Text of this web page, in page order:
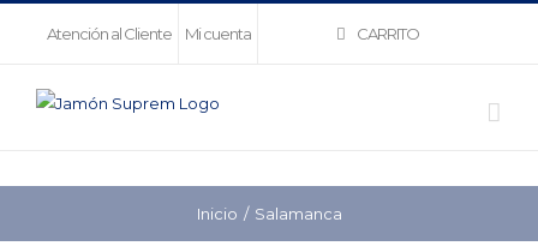
Atención al Cliente Mi cuenta CARRITO
Inicio Salamanca